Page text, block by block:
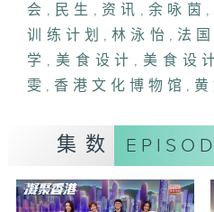
「从美食设计到生活美
美食设计师关琬潼以
命，从造型细节到生
日常质感，让美食成为
《学徒制度条例》颁
追寻梦想的年轻人。
会 , 民生 , 资讯 , 余咏茵 ,
训练计划 ,林泳怡 , 法
学 , 美食设计 , 美食设
雯 , 香港文化博物馆 ,
集数